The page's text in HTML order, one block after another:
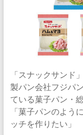
「スナックサンド
製パン会社フジパ
ている菓子パン・
「菓子パンのよう
ッチを作りたい」